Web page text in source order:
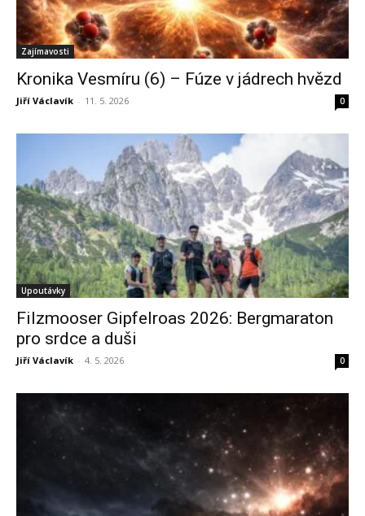
Zajímavosti
Kronika Vesmíru (6) – Fúze v jádrech hvězd
Jiří Václavík - 11. 5. 2026 0
Upoutávky
Filzmooser Gipfelroas 2026: Bergmaraton
pro srdce a duši
Jiří Václavík - 4. 5. 2026 0